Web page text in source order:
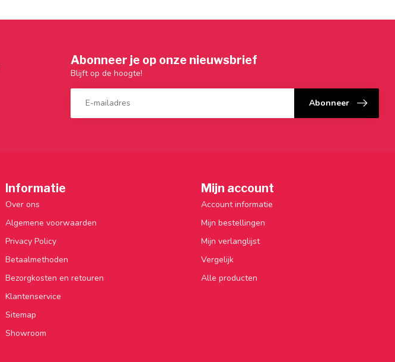
Abonneer je op onze nieuwsbrief
Blijft op de hoogte!
Abonneer
Informatie
Over ons
Algemene voorwaarden
Privacy Policy
Betaalmethoden
Bezorgkosten en retouren
Klantenservice
Sitemap
Showroom
Mijn account
Account informatie
Mijn bestellingen
Mijn verlanglijst
Vergelijk
Alle producten